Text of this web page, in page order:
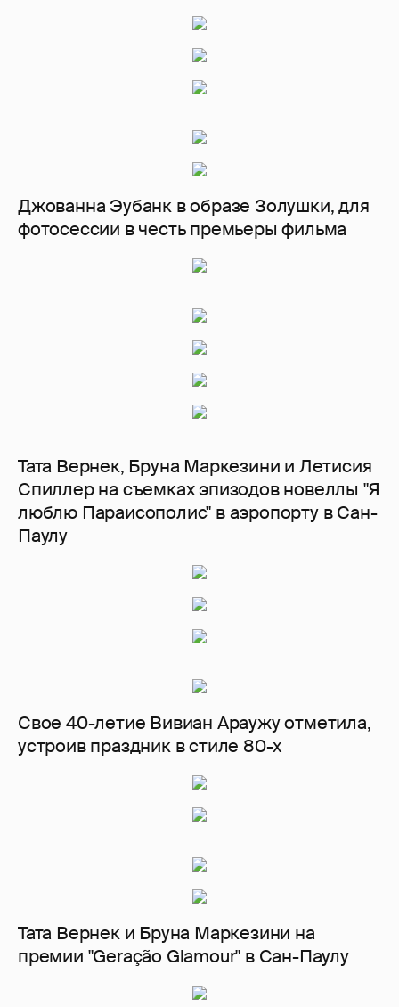
Джованна Эубанк в образе Золушки, для
фотосессии в честь премьеры фильма
Тата Вернек, Бруна Маркезини и Летисия
Спиллер на съемках эпизодов новеллы "Я
люблю Параисополис" в аэропорту в Сан-
Паулу
Свое 40-летие Вивиан Араужу отметила,
устроив праздник в стиле 80-х
Тата Вернек и Бруна Маркезини на
премии "Geração Glamour" в Сан-Паулу